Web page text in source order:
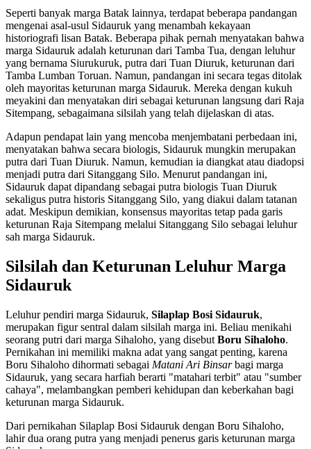
Seperti banyak marga Batak lainnya, terdapat beberapa pandangan
mengenai asal-usul Sidauruk yang menambah kekayaan
historiografi lisan Batak. Beberapa pihak pernah menyatakan bahwa
marga Sidauruk adalah keturunan dari Tamba Tua, dengan leluhur
yang bernama Siurukuruk, putra dari Tuan Diuruk, keturunan dari
Tamba Lumban Toruan. Namun, pandangan ini secara tegas ditolak
oleh mayoritas keturunan marga Sidauruk. Mereka dengan kukuh
meyakini dan menyatakan diri sebagai keturunan langsung dari Raja
Sitempang, sebagaimana silsilah yang telah dijelaskan di atas.
Adapun pendapat lain yang mencoba menjembatani perbedaan ini,
menyatakan bahwa secara biologis, Sidauruk mungkin merupakan
putra dari Tuan Diuruk. Namun, kemudian ia diangkat atau diadopsi
menjadi putra dari Sitanggang Silo. Menurut pandangan ini,
Sidauruk dapat dipandang sebagai putra biologis Tuan Diuruk
sekaligus putra historis Sitanggang Silo, yang diakui dalam tatanan
adat. Meskipun demikian, konsensus mayoritas tetap pada garis
keturunan Raja Sitempang melalui Sitanggang Silo sebagai leluhur
sah marga Sidauruk.
Silsilah dan Keturunan Leluhur Marga
Sidauruk
Leluhur pendiri marga Sidauruk, Silaplap Bosi Sidauruk,
merupakan figur sentral dalam silsilah marga ini. Beliau menikahi
seorang putri dari marga Sihaloho, yang disebut Boru Sihaloho.
Pernikahan ini memiliki makna adat yang sangat penting, karena
Boru Sihaloho dihormati sebagai Matani Ari Binsarbagi marga
Sidauruk, yang secara harfiah berarti "matahari terbit" atau "sumber
cahaya", melambangkan pemberi kehidupan dan keberkahan bagi
keturunan marga Sidauruk.
Dari pernikahan Silaplap Bosi Sidauruk dengan Boru Sihaloho,
lahir dua orang putra yang menjadi penerus garis keturunan marga